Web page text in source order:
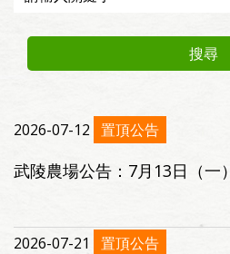
搜尋
2026-07-12 置頂公告
武陵農場公告：7月13日（一
2026-07-21 置頂公告